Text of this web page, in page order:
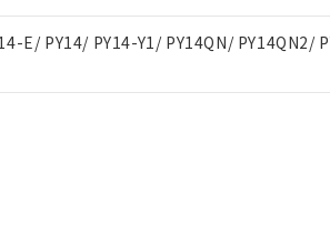
E/ PY14/ PY14-Y1/ PY14QN/ PY14QN2/